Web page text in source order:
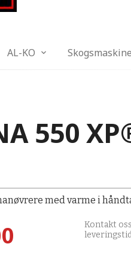
AL-KO
550
med varme i
Kontakt